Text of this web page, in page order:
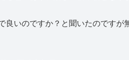
良いのですか？と聞いたのですが